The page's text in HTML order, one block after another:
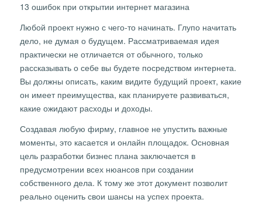
13 ошибок при открытии интернет магазина
Любой проект нужно с чего-то начинать. Глупо начитать
дело, не думая о будущем. Рассматриваемая идея
практически не отличается от обычного, только
рассказывать о себе вы будете посредством интернета.
Вы должны описать, каким видите будущий проект, какие
он имеет преимущества, как планируете развиваться,
какие ожидают расходы и доходы.
Создавая любую фирму, главное не упустить важные
моменты, это касается и онлайн площадок. Основная
цель разработки бизнес плана заключается в
предусмотрении всех нюансов при создании
собственного дела. К тому же этот документ позволит
реально оценить свои шансы на успех проекта.